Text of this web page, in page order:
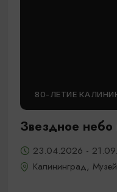
80-ЛЕТИЕ
Звездное небо
23.04.2026 -
Калининград,